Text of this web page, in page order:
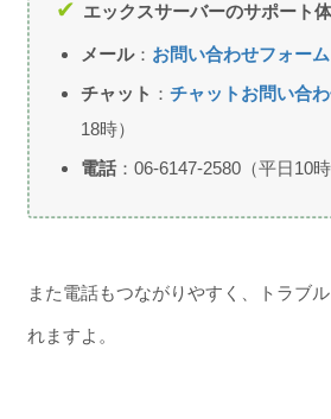
エックスサーバーのサポート
メール： お問い合わせフォーム
チャット ： チャットお問い合
18時）
電話 ：06-6147-2580（平日10時
また電話もつながりやすく、トラブ
れますよ。